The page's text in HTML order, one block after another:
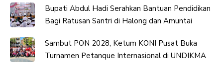
Bupati Abdul Hadi Serahkan Bantuan Pendidikan
Bagi Ratusan Santri di Halong dan Amuntai
Sambut PON 2028, Ketum KONI Pusat Buka
Turnamen Petanque Internasional di UNDIKMA